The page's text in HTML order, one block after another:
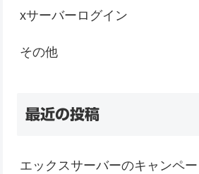
xサーバーログイン
その他
最近の投稿
エックスサーバーのキャンペ